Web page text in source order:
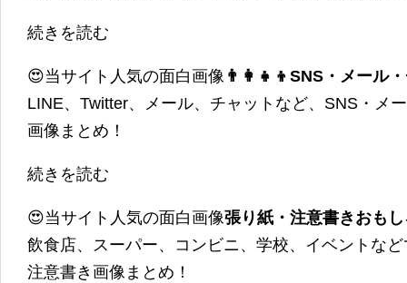
続きを読む
😍当サイト人気の面白画像 👨‍👩‍👧‍👦SNS・メール
LINE、Twitter、メール、チャットなど、SNS・メ
画像まとめ！
続きを読む
😍当サイト人気の面白画像張り紙・注意書きおも
飲食店、スーパー、コンビニ、学校、イベントな
注意書き画像まとめ！